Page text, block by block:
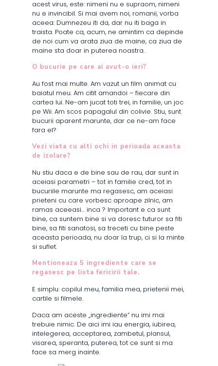
acest virus, este: nimeni nu e supraom, nimeni
nu e invincibil. Si mai avem noi, romanii, vorba
aceea: Dumnezeu iti da, dar nu iti baga in
traista. Poate ca, acum, ne amintim ca depinde
de noi cum va arata ziua de maine, ca ziua de
maine sta doar in puterea noastra.
O bucurie pe care ai avut-o ieri?
Au fost mai multe. Am vazut un film animat cu
baiatul meu. Am citit amandoi – fiecare din
cartea lui. Ne-am jucat toti trei, in familie, un joc
pe Wii. Am scos papagalul din colivie. Stiu, sunt
bucurii aparent marunte, dar ce ne-am face
fara el?
Vezi viata cu alti ochi in perioada aceasta
de izolare?
Nu stiu daca e de bine sau de rau, dar sunt in
aceiasi parametri – tot in familie cred, tot in
bucuriile marunte ma regasesc, am aceiasi
prieteni cu care vorbesc aproape zilnic, am
ramas aceeasi… inca ? Important e ca sunt
bine, ca suntem bine si va doresc tuturor sa fiti
bine, sa fiti sanatosi, sa treceti cu bine peste
aceasta perioada, nu doar la trup, ci si la minte
si suflet.
Mentioneaza 5 ingrediente care se
regasesc pe lista fericirii tale.
E simplu: copilul meu, familia mea, prietenii mei,
cartile si filmele.
Daca am aceste „ingrediente” nu imi mai
trebuie nimic. De aici imi iau energia, iubirea,
intelegerea, acceptarea, zambetul, plansul,
visarea, speranta, puterea, tot ce sunt si ma
face sa merg inainte.